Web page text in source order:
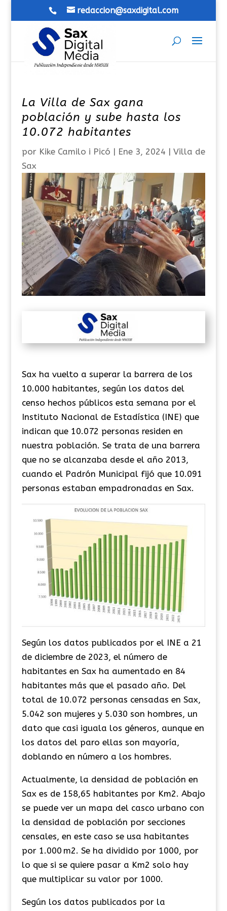
redaccion@saxdigital.com
La Villa de Sax gana
población y sube hasta los
10.072 habitantes
por Kike Camilo i Picó | Ene 3, 2024 | Villa de
Sax
Sax ha vuelto a superar la barrera de los
10.000 habitantes, según los datos del
censo hechos públicos esta semana por el
Instituto Nacional de Estadística (INE) que
indican que 10.072 personas residen en
nuestra población. Se trata de una barrera
que no se alcanzaba desde el año 2013,
cuando el Padrón Municipal fijó que 10.091
personas estaban empadronadas en Sax.
Según los datos publicados por el INE a 21
de diciembre de 2023, el número de
habitantes en Sax ha aumentado en 84
habitantes más que el pasado año. Del
total de 10.072 personas censadas en Sax,
5.042 son mujeres y 5.030 son hombres, un
dato que casi iguala los géneros, aunque en
los datos del paro ellas son mayoría,
doblando en número a los hombres.
Actualmente, la densidad de población en
Sax es de 158,65 habitantes por Km2. Abajo
se puede ver un mapa del casco urbano con
la densidad de población por secciones
censales, en este caso se usa habitantes
por 1.000 m2. Se ha dividido por 1000, por
lo que si se quiere pasar a Km2 solo hay
que multiplicar su valor por 1000.
Según los datos publicados por la